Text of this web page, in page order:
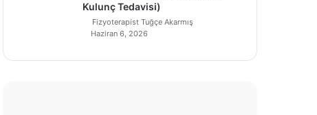
Kulunç Tedavisi)
Fizyoterapist Tuğçe Akarmış
Haziran 6, 2026